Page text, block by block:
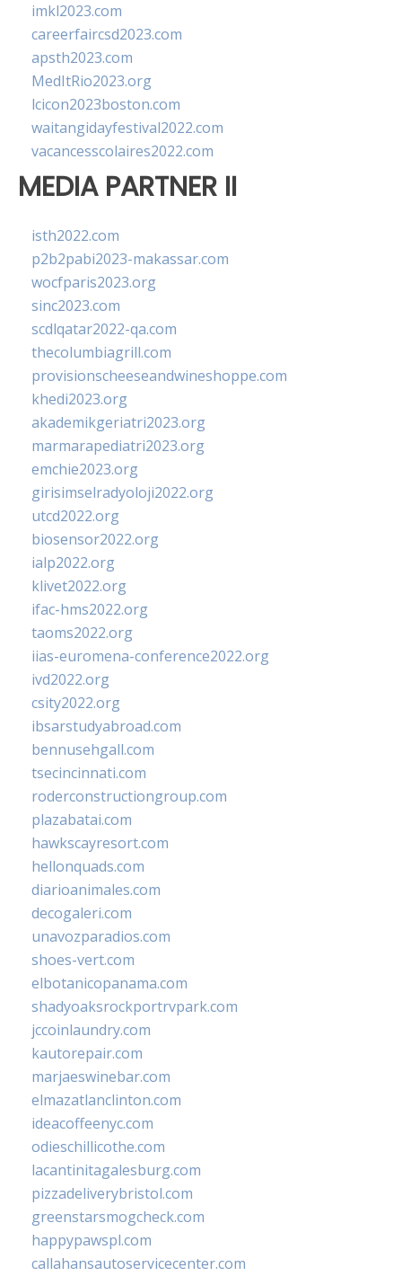
imkl2023.com
careerfaircsd2023.com
apsth2023.com
MedItRio2023.org
lcicon2023boston.com
waitangidayfestival2022.com
vacancesscolaires2022.com
MEDIA PARTNER II
isth2022.com
p2b2pabi2023-makassar.com
wocfparis2023.org
sinc2023.com
scdlqatar2022-qa.com
thecolumbiagrill.com
provisionscheeseandwineshoppe.com
khedi2023.org
akademikgeriatri2023.org
marmarapediatri2023.org
emchie2023.org
girisimselradyoloji2022.org
utcd2022.org
biosensor2022.org
ialp2022.org
klivet2022.org
ifac-hms2022.org
taoms2022.org
iias-euromena-conference2022.org
ivd2022.org
csity2022.org
ibsarstudyabroad.com
bennusehgall.com
tsecincinnati.com
roderconstructiongroup.com
plazabatai.com
hawkscayresort.com
hellonquads.com
diarioanimales.com
decogaleri.com
unavozparadios.com
shoes-vert.com
elbotanicopanama.com
shadyoaksrockportrvpark.com
jccoinlaundry.com
kautorepair.com
marjaeswinebar.com
elmazatlanclinton.com
ideacoffeenyc.com
odieschillicothe.com
lacantinitagalesburg.com
pizzadeliverybristol.com
greenstarsmogcheck.com
happypawspl.com
callahansautoservicecenter.com